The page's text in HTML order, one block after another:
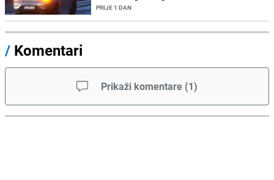
PRIJE 1 DAN
/ Komentari
Prikaži komentare (1)